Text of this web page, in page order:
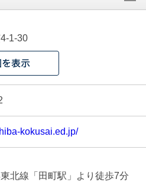
ません
1-30
kokusai.ed.jp/
東北線「田町駅」より徒歩7分